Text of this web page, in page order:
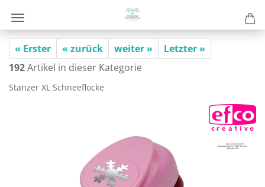
« Erster « zurück weiter »
Letzter »
192Artikel in dieser Kategorie
Stan­zer XL Schnee­flo­cke